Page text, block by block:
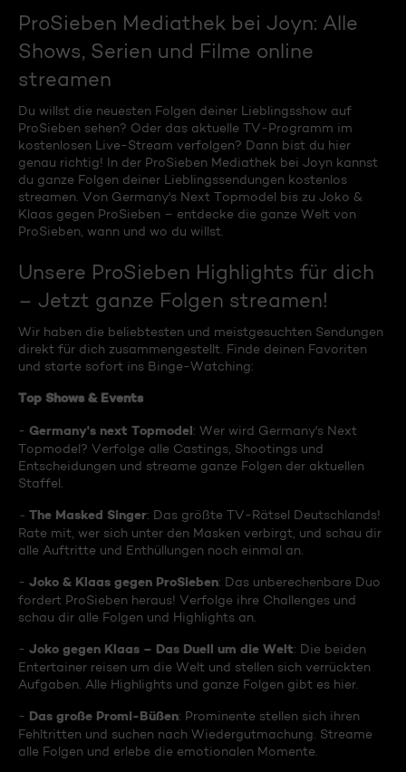
ProSieben Mediathek bei Joyn: Alle
Shows, Serien und Filme online
streamen
Du willst die neuesten Folgen deiner Lieblingsshow auf
ProSieben sehen? Oder das aktuelle TV-Programm im
kostenlosen Live-Stream verfolgen? Dann bist du hier
genau richtig! In der ProSieben Mediathek bei Joyn kannst
du ganze Folgen deiner Lieblingssendungen kostenlos
streamen. Von Germany's Next Topmodel bis zu Joko &
Klaas gegen ProSieben – entdecke die ganze Welt von
ProSieben, wann und wo du willst.
Unsere ProSieben Highlights für dich
– Jetzt ganze Folgen streamen!
Wir haben die beliebtesten und meistgesuchten Sendungen
direkt für dich zusammengestellt. Finde deinen Favoriten
und starte sofort ins Binge-Watching:
Top Shows & Events
- Germany's next Topmodel: Wer wird Germany's Next
Topmodel? Verfolge alle Castings, Shootings und
Entscheidungen und streame ganze Folgen der aktuellen
Staffel.
- The Masked Singer: Das größte TV-Rätsel Deutschlands!
Rate mit, wer sich unter den Masken verbirgt, und schau dir
alle Auftritte und Enthüllungen noch einmal an.
- Joko & Klaas gegen ProSieben: Das unberechenbare Duo
fordert ProSieben heraus! Verfolge ihre Challenges und
schau dir alle Folgen und Highlights an.
- Joko gegen Klaas – Das Duell um die Welt: Die beiden
Entertainer reisen um die Welt und stellen sich verrückten
Aufgaben. Alle Highlights und ganze Folgen gibt es hier.
- Das große Promi-Büßen: Prominente stellen sich ihren
Fehltritten und suchen nach Wiedergutmachung. Streame
alle Folgen und erlebe die emotionalen Momente.